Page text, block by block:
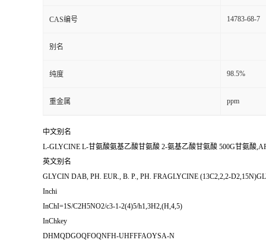
CAS编号 14783-68-7
别名
纯度 98.5%
重金属 ppm
中文别名
L-GLYCINE L-甘氨酸氨基乙酸甘氨酸 2-氨基乙酸甘氨酸 500G甘氨酸
英文别名
GLYCIN DAB, PH. EUR., B. P., PH. FRAGLYCINE (13C2,2,2-
Inchi
InChI=1S/C2H5NO2/c3-1-2(4)5/h1,3H2,(H,4,5)
InChkey
DHMQDGOQFOQNFH-UHFFFAOYSA-N